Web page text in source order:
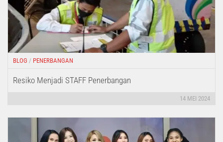
BLOG / PENERBANGAN
Resiko Menjadi STAFF Penerbangan
14 MEI 2024